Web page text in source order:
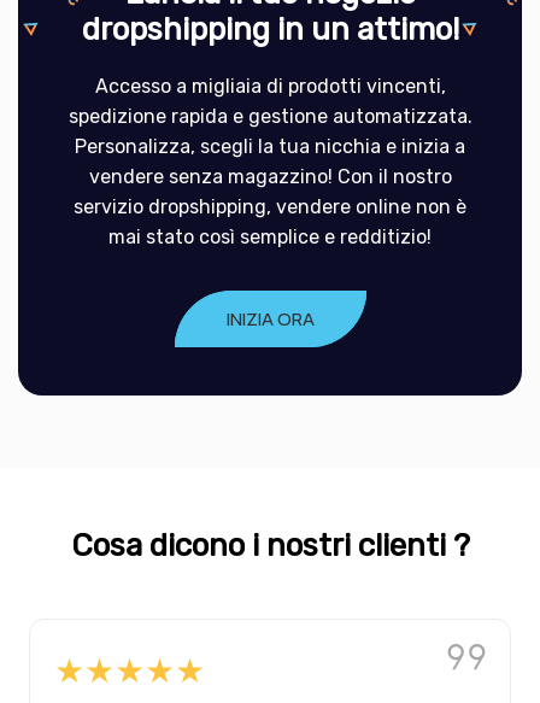
dropshipping in un attimo!
Accesso a migliaia di prodotti vincenti,
spedizione rapida e gestione automatizzata.
Personalizza, scegli la tua nicchia e inizia a
vendere senza magazzino! Con il nostro
servizio dropshipping, vendere online non è
mai stato così semplice e redditizio!
INIZIA ORA
Cosa dicono i nostri clienti ?
★★★★★